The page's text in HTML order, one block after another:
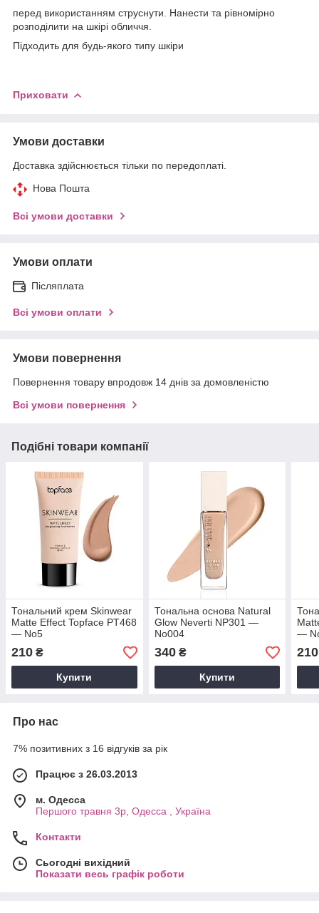
перед використанням струснути. Нанести та рівномірно
розподілити на шкірі обличчя.
Підходить для будь-якого типу шкіри
Приховати
Умови доставки
Доставка здійснюється тільки по передоплаті.
Нова Пошта
Всі умови доставки
Умови оплати
Післяплата
Всі умови оплати
Умови повернення
Повернення товару впродовж 14 днів за домовленістю
Всі умови повернення
Подібні товари компанії
Тональний крем Skinwear
Matte Effect Topface PT468
— No5
210 ₴
Купити
Тональна основа Natural
Glow Neverti NP301 —
No004
340₴
Купити
—
210
Про нас
7% позитивних з 16 відгуків за рік
Працює з 26.03.2013
м. Одесса
Першого травня 3р, Одесса , Україна
Контакти
Сьогодні вихідний
Показати весь графік роботи